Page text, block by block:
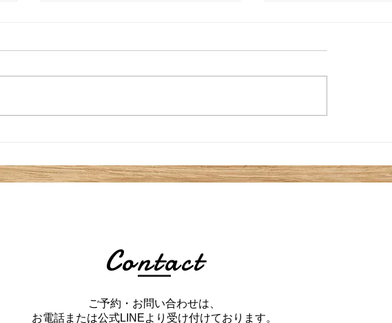
たします。
2025.08.01
Contact
​ご予約・お問い合わせは、
お電話または公式LINEより受け付けております。